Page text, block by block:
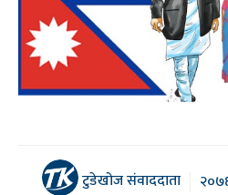
टुडेखोज संवाददाता